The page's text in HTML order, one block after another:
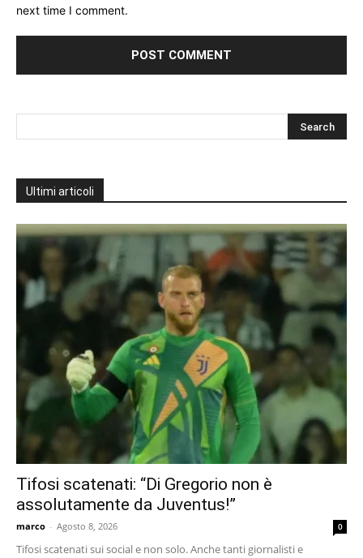
next time I comment.
Ultimi articoli
Tifosi scatenati: “Di Gregorio non è
assolutamente da Juventus!”
marco - Agosto 8, 2026 0
Tifosi scatenati sui social e non solo. Anche tanti giornalisti e